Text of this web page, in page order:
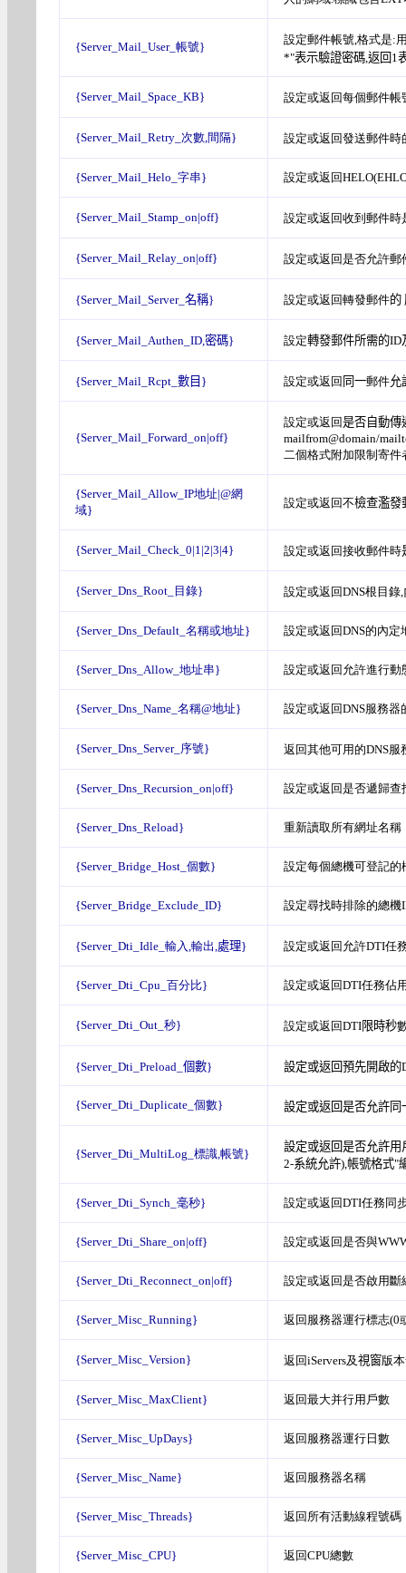
{Server_Mail_User_帳號}
設定郵件帳號,格式是:
*"表示驗證密碼,返回1
{Server_Mail_Space_KB} 設定或返回每個郵件帳
{Server_Mail_Retry_次數,間隔} 設定或返回發送郵件
{Server_Mail_Helo_字串} 設定或返回
{Server_Mail_Stamp_on|off} 設定或返回收到郵件時
{Server_Mail_Relay_on|off} 設定或返回是否允許郵
{Server_Mail_Server_ 名稱} 設定或返回轉發郵件的
{Server_Mail_Authen_ ID,密碼} 設定轉發郵件所需的ID
{Server_Mail_Rcpt_ 數目 } 設定或返回 同一郵件允
{Server_Mail_Forward_on|off}
設定或返回是否自動傳
mailfrom@domain/
二個格式附加限制寄件
{Server_Mail_Allow_IP地址|@網
域}
設定或返回不檢查濫發
{Server_Mail_Check_0|1|2|3|4} 設定或返回接收郵件時
{Server_Dns_Root_目錄} 設定或返回DNS根目錄,
{Server_Dns_Default_名稱或地址} 設定或返回DNS的內定
{Server_Dns_Allow_地址串} 設定或返回允許進行動
{Server_Dns_Name_名稱@地址} 設定或返回DNS服務器
{Server_Dns_Server_序號} 返回其他可用的DNS服
{Server_Dns_Recursion_on|off} 設定或返回是否遞歸查
{Server_Dns_Reload} 重新讀取所有網址名稱
{Server_Bridge_Host_個數} 設定每個總機可登記的
{Server_Bridge_Exclude_ID} 設定尋找時排除的總機
{Server_Dti_Idle_輸入,輸出,處理} 設定或返回允許DTI任
{Server_Dti_Cpu_百分比} 設定或返回DTI任務佔
{Server_Dti_Out_秒} 設定或返回DTI限時秒
{Server_Dti_ Preload 個數} 設定或返回預先開啟的
{Server_Dti_Duplicate_個數} 設定或返回是否允許同
{Server_Dti_MultiLog_標識,帳號}
設定或返回是否允許用
2-系統允許),帳號格式"
{Server_Dti_Synch_毫秒} 設定或返回DTI任務同
{Server_Dti_Share_on|off} 設定或返回是否與
{Server_Dti_Reconnect_on|off} 設定或返回是否啟用斷
{Server_Misc_Running} 返回服務器運行標志(0
{Server_Misc_Version} 返回iServers及視窗版
{Server_Misc_MaxClient} 返回最大并行用戶數
{Server_Misc_UpDays} 返回服務器運行日數
{Server_Misc_Name} 返回服務器名稱
{Server_Misc_Threads} 返回所有活動線程號碼
{Server_Misc_ CPU} 返回CPU總數